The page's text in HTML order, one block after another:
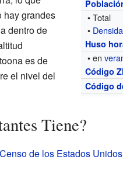
• Total
•
Huso
• en
Código
Código
hay grandes
dentro de
es de
el nivel del
Tiene?
de los Estados Unidos